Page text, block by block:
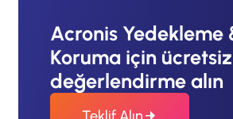
Acronis Yedekleme
Koruma için
değerlendirme alın